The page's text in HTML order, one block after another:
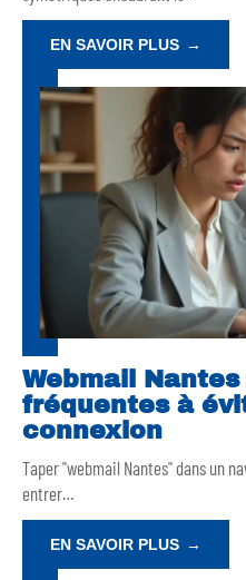
EN SAVOIR PLUS
Webmail
fréquentes à
connexion
Taper "webmail Nantes" dans un
entrer…
EN SAVOIR PLUS